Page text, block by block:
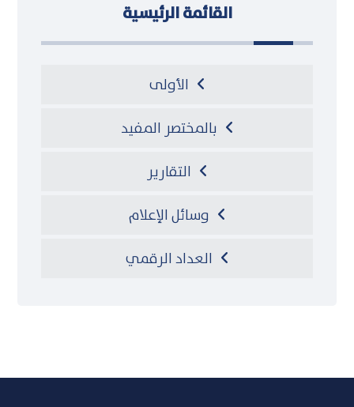
القائمة الرئيسية
الأولى
بالمختصر المفيد
التقارير
وسائل الإعلام
العداد الرقمي